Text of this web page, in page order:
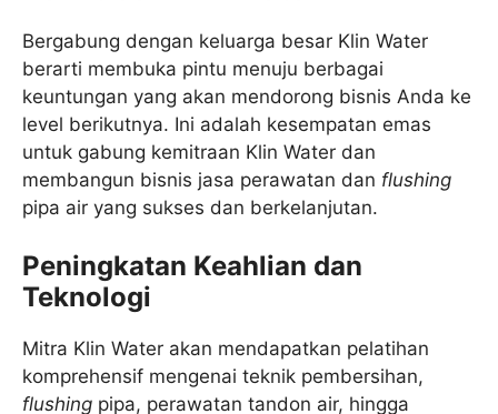
Bergabung dengan keluarga besar Klin Water
berarti membuka pintu menuju berbagai
keuntungan yang akan mendorong bisnis Anda ke
level berikutnya. Ini adalah kesempatan emas
untuk gabung kemitraan Klin Water dan
membangun bisnis jasa perawatan dan flushing
pipa air yang sukses dan berkelanjutan.
Peningkatan Keahlian dan
Teknologi
Mitra Klin Water akan mendapatkan pelatihan
komprehensif mengenai teknik pembersihan,
flushing pipa, perawatan tandon air, hingga